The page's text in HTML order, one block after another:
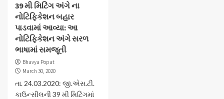
39 મી મિટિંગ અંગે ના
નોટિફિકેશન બહાર
પાડવામાં આવ્યા: આ
નોટિફિકેશન અંગે સરળ
ભાષામાં સમજૂતી
Bhavya Popat
March 30, 2020
તા. 24.03.2020: જી.એસ.ટી.
કાઉન્સીલની 39 મી મિટિંગમાં